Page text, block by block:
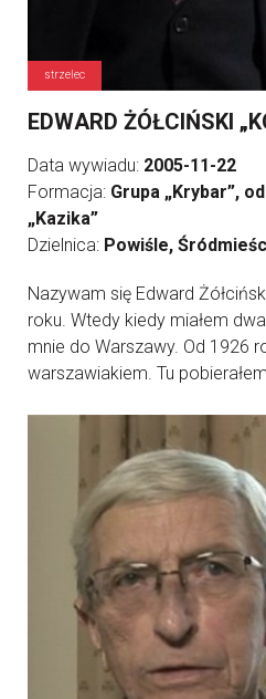
strzelec
EDWARD ŻÓŁCIŃSKI
Data wywiadu: 2005-11-22
Formacja: Grupa „Krybar”,
„Kazika”
Dzielnica: Powiśle,
Nazywam się Edward
roku. Wtedy kiedy miałem
mnie do Warszawy. Od 1926
warszawiakiem. Tu